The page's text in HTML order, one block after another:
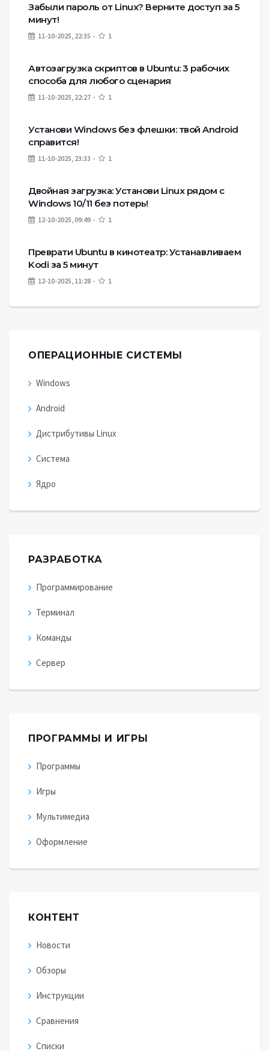
Забыли пароль от Linux? Верните доступ за 5
минут!
11-10-2025, 22:35 1
Автозагрузка скриптов в Ubuntu: 3 рабочих
способа для любого сценария
11-10-2025, 22:27 1
Установи Windows без флешки: твой Android
справится!
11-10-2025, 23:33 1
Двойная загрузка: Установи Linux рядом с
Windows 10/11 без потерь!
12-10-2025, 09:49 1
Преврати Ubuntu в кинотеатр: Устанавливаем
Kodi за 5 минут
12-10-2025, 11:28 1
ОПЕРАЦИОННЫЕ СИСТЕМЫ
Windows
Android
Дистрибутивы Linux
Система
Ядро
РАЗРАБОТКА
Программирование
Терминал
Команды
Сервер
ПРОГРАММЫ И ИГРЫ
Программы
Игры
Мультимедиа
Оформление
КОНТЕНТ
Новости
Обзоры
Инструкции
Сравнения
Списки